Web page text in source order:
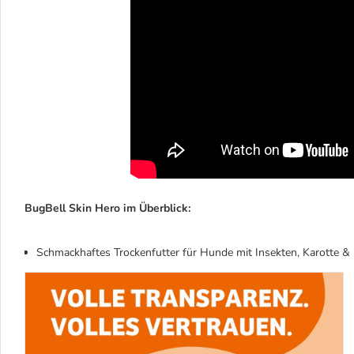
BugBell Skin Hero im Überblick:
Schmackhaftes Trockenfutter für Hunde mit Insekten, Karotte &